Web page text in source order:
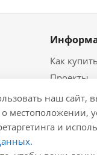
Как купить
Проекты
Глоссарий
наш сайт,
местоположении,
и